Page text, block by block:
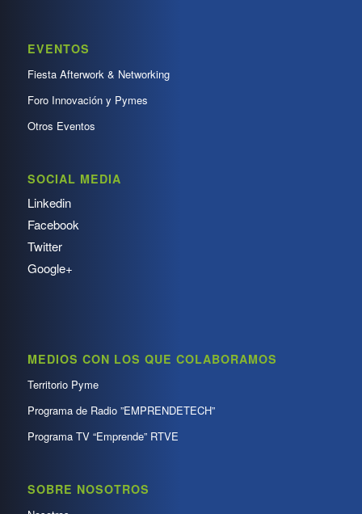
EVENTOS
Fiesta Afterwork & Networking
Foro Innovación y Pymes
Otros Eventos
SOCIAL MEDIA
Linkedin
Facebook
Twitter
Google+
MEDIOS CON LOS QUE COLABORAMOS
Territorio Pyme
Programa de Radio ”EMPRENDETECH”
Programa TV “Emprende” RTVE
SOBRE NOSOTROS